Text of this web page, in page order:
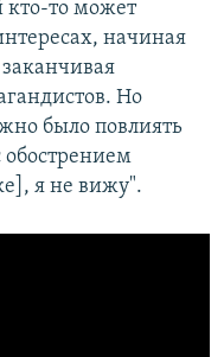
то может
начиная
Но
было повлиять
обострением
я не вижу".